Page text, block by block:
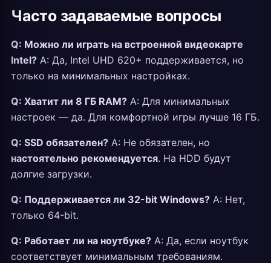
Часто задаваемые вопросы
Q: Можно ли играть на встроенной видеокарте
Intel? A: Да, Intel UHD 620+ поддерживается, но
только на минимальных настройках.
Q: Хватит ли 8 ГБ RAM? A: Для минимальных
настроек — да. Для комфортной игры лучше 16 ГБ.
Q: SSD обязателен? A: Не обязателен, но
настоятельно рекомендуется. На HDD будут
долгие загрузки.
Q: Поддерживается ли 32-bit Windows? A: Нет,
только 64-bit.
Q: Работает ли на ноутбуке? A: Да, если ноутбук
соответствует минимальным требованиям.